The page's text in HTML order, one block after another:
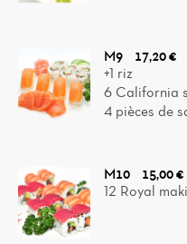
M9
17,20 €
+1 riz
6 California
4 pièces de
M10
15,00 €
12 Royal